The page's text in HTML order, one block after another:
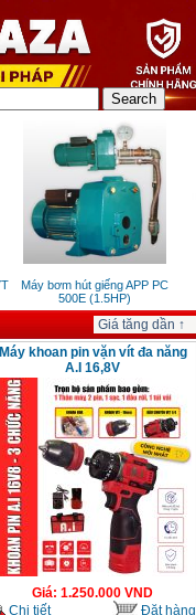
Máy bơm hút giếng APP PC
500E (1.5HP)
Máy khoan pin vặn vít đa năng
A.I 16,8V
Giá: 1.250.000 VND
Chi tiết
Đặt hàng